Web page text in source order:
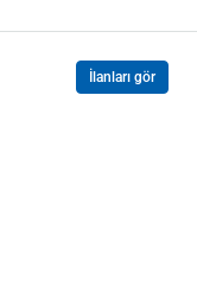
İlanları gör